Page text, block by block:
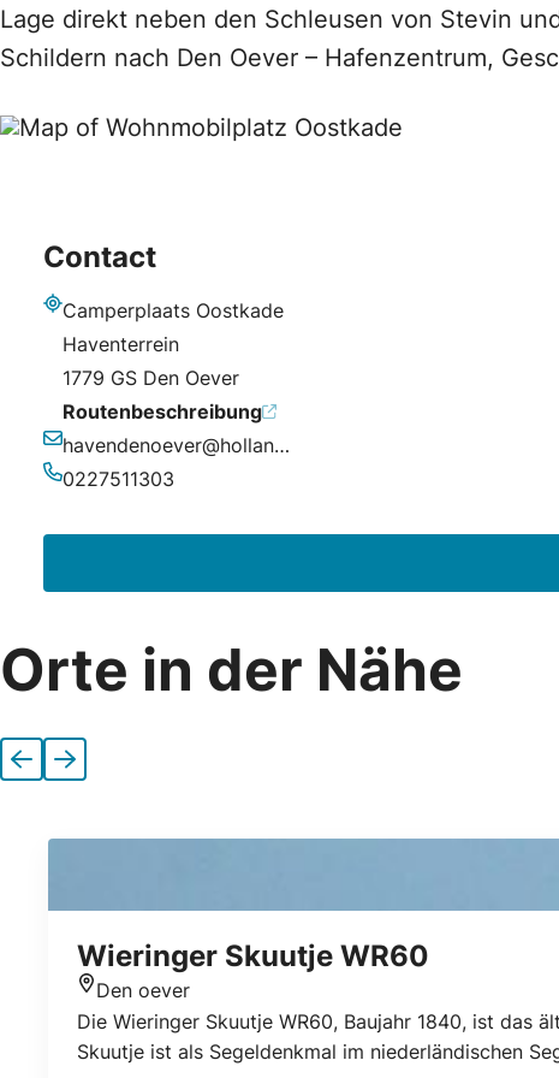
Lage direkt neben den Schleusen von Stevin
Schildern nach Den Oever – Hafenzentrum,
Contact
Adresse
Camperplaats Oostkade
Haventerrein
1779 GS Den Oever
Routenbeschreibung
E-Mail-Adresse
havendenoever@hollandskroon.nl
0227511303
Orte in der Nähe
Vorherige
Nächste
Wieringer Skuutje WR60
Standort
Den oever
Die Wieringer Skuutje WR60, Baujahr 1840, ist das
Skuutje ist als Segeldenkmal im niederländischen